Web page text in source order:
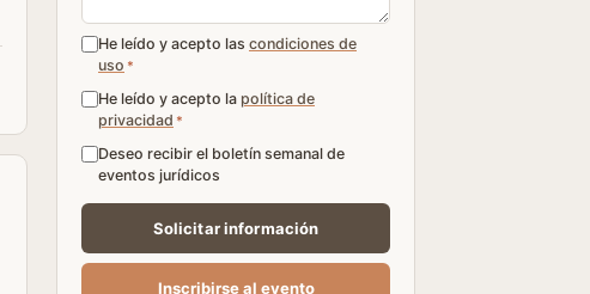
He leído y acepto las condiciones de
uso *
He leído y acepto la política de
privacidad *
Deseo recibir el boletín semanal de
eventos jurídicos